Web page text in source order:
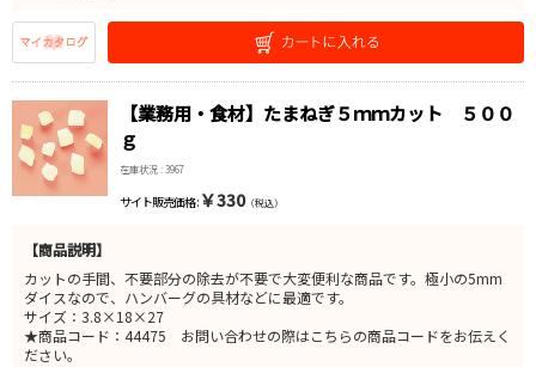
【業務用・食材】たまねぎ５ｍｍカット ５００
ｇ
在庫状況 : 3967
サイト販売価格 : ￥330（税込）
【商品説明】
カットの手間、不要部分の除去が不要で大変便利な商品です。極小の5mm
ダイスなので、ハンバーグの具材などに最適です。
サイズ：3.8×18×27
★商品コード：44475 お問い合わせの際はこちらの商品コードをお伝えく
ださい。